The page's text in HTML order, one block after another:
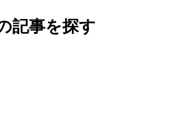
記事を探す